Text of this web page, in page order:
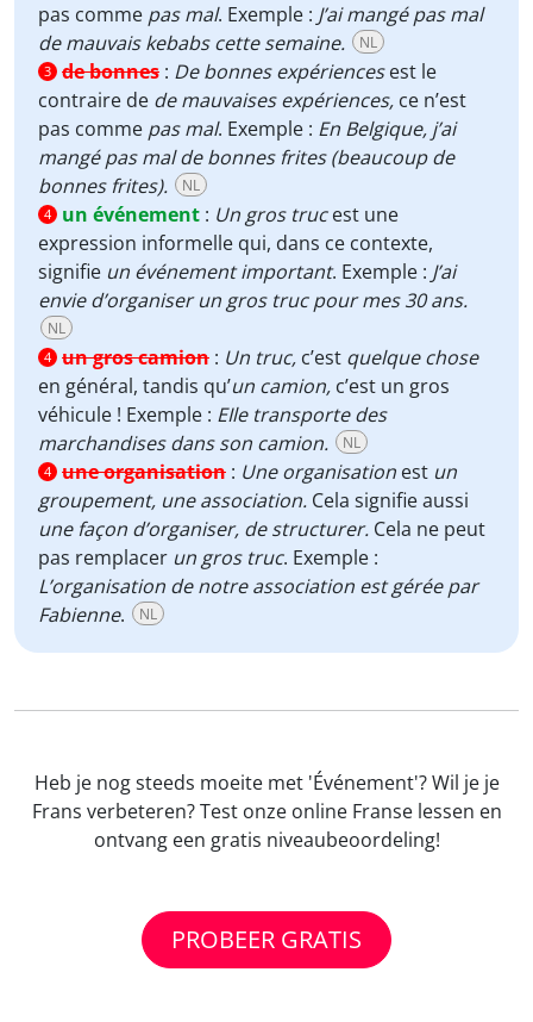
pas comme pas mal. Exemple : J’ai mangé pas mal
de mauvais kebabs cette semaine.
NL
3 de bonnes : De bonnes expériencesest le
contraire de de mauvaises expériences, ce n’est
pas comme pas mal. Exemple : En Belgique, j’ai
mangé pas mal de bonnes frites (beaucoup de
bonnes frites).
NL
4 un événement : Un gros trucest une
expression informelle qui, dans ce contexte,
signifie un événement important. Exemple : J’ai
envie d’organiser un gros truc pour mes 30 ans.
NL
4 un gros camion : Un truc, c’est quelque chose
en général, tandis qu’un camion, c’est un gros
véhicule ! Exemple : EIle transporte des
marchandises dans son camion.
NL
4 une organisation : Une organisation est un
groupement, une association. Cela signifie aussi
une façon d’organiser, de structurer. Cela ne peut
pas remplacer un gros truc. Exemple :
L’organisation de notre association est gérée par
Fabienne. NL
Heb je nog steeds moeite met 'Événement'? Wil je je
Frans verbeteren? Test onze online Franse lessen en
ontvang een gratis niveaubeoordeling!
PROBEER GRATIS